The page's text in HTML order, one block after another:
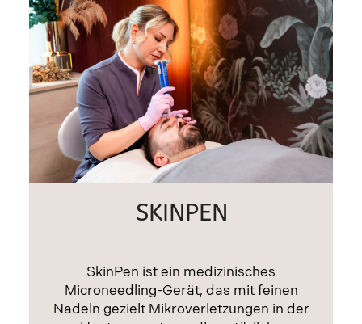
SKINPEN
SkinPen ist ein medizinisches
Microneedling-Gerät, das mit feinen
Nadeln gezielt Mikroverletzungen in der